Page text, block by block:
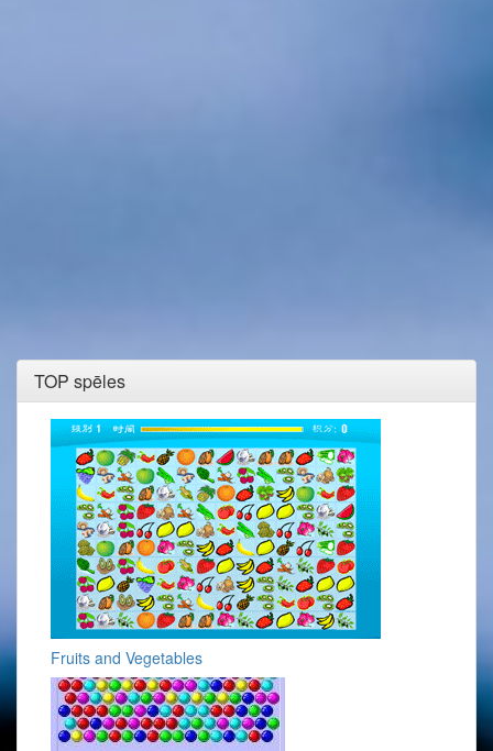
TOP spēles
Fruits and Vegetables